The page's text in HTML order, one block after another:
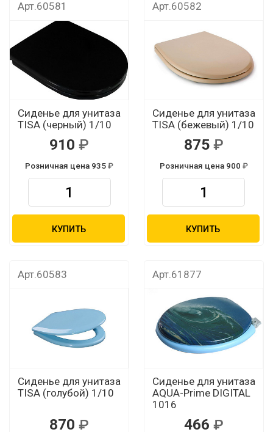
Арт.60581
Сиденье для унитаза
TISA (черный) 1/10
910
Розничная цена 935
КУПИТЬ
Арт.60582
Сиденье для унитаза
TISA (бежевый) 1/10
875
Розничная цена 900
КУПИТЬ
Арт.60583
Сиденье для унитаза
TISA (голубой) 1/10
870
Арт.61877
Сиденье для унитаза
AQUA-Prime DIGITAL
1016
466